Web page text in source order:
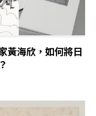
黃海欣，如何將日